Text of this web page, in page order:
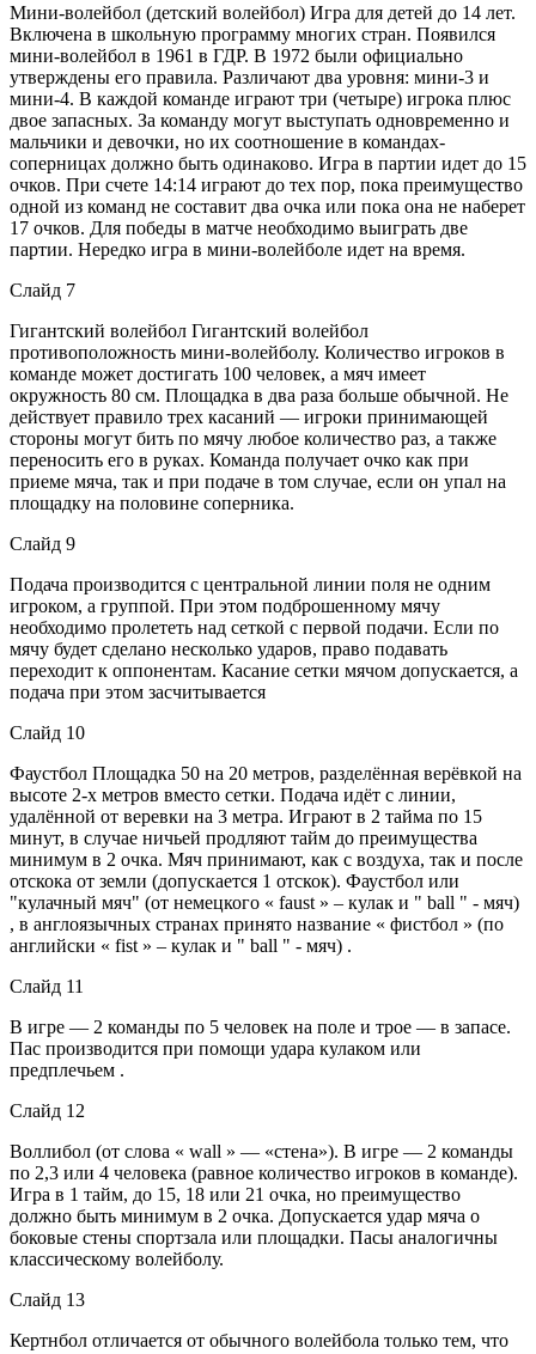
Мини-волейбол (детский волейбол) Игра для детей до 14 лет.
Включена в школьную программу многих стран. Появился
мини-волейбол в 1961 в ГДР. В 1972 были официально
утверждены его правила. Различают два уровня: мини-3 и
мини-4. В каждой команде играют три (четыре) игрока плюс
двое запасных. За команду могут выступать одновременно и
мальчики и девочки, но их соотношение в командах-
соперницах должно быть одинаково. Игра в партии идет до 15
очков. При счете 14:14 играют до тех пор, пока преимущество
одной из команд не составит два очка или пока она не наберет
17 очков. Для победы в матче необходимо выиграть две
партии. Нередко игра в мини-волейболе идет на время.
Слайд 7
Гигантский волейбол Гигантский волейбол
противоположность мини-волейболу. Количество игроков в
команде может достигать 100 человек, а мяч имеет
окружность 80 см. Площадка в два раза больше обычной. Не
действует правило трех касаний — игроки принимающей
стороны могут бить по мячу любое количество раз, а также
переносить его в руках. Команда получает очко как при
приеме мяча, так и при подаче в том случае, если он упал на
площадку на половине соперника.
Слайд 9
Подача производится с центральной линии поля не одним
игроком, а группой. При этом подброшенному мячу
необходимо пролететь над сеткой с первой подачи. Если по
мячу будет сделано несколько ударов, право подавать
переходит к оппонентам. Касание сетки мячом допускается, а
подача при этом засчитывается
Слайд 10
Фаустбол Площадка 50 на 20 метров, разделённая верёвкой на
высоте 2-х метров вместо сетки. Подача идёт с линии,
удалённой от веревки на 3 метра. Играют в 2 тайма по 15
минут, в случае ничьей продляют тайм до преимущества
минимум в 2 очка. Мяч принимают, как с воздуха, так и после
отскока от земли (допускается 1 отскок). Фаустбол или
"кулачный мяч" (от немецкого « faust » – кулак и " ball " - мяч)
, в англоязычных странах принято название « фистбол » (по
английски « fist » – кулак и " ball " - мяч) .
Слайд 11
В игре — 2 команды по 5 человек на поле и трое — в запасе.
Пас производится при помощи удара кулаком или
предплечьем .
Слайд 12
Воллибол (от слова « wall » — «стена»). В игре — 2 команды
по 2,3 или 4 человека (равное количество игроков в команде).
Игра в 1 тайм, до 15, 18 или 21 очка, но преимущество
должно быть минимум в 2 очка. Допускается удар мяча о
боковые стены спортзала или площадки. Пасы аналогичны
классическому волейболу.
Слайд 13
Кертнбол отличается от обычного волейбола только тем, что